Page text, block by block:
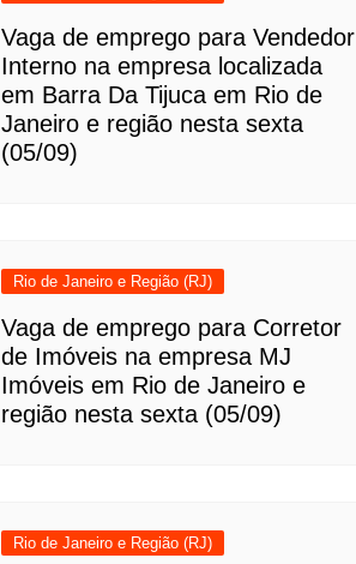
Vaga de emprego para Vendedor
Interno na empresa localizada
em Barra Da Tijuca em Rio de
Janeiro e região nesta sexta
(05/09)
Rio de Janeiro e Região (RJ)
Vaga de emprego para Corretor
de Imóveis na empresa MJ
Imóveis em Rio de Janeiro e
região nesta sexta (05/09)
Rio de Janeiro e Região (RJ)